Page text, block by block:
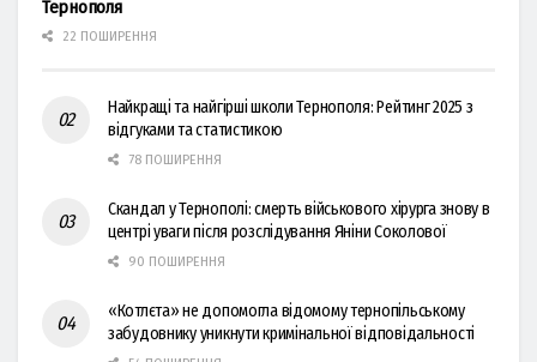
Тернополя
22 ПОШИРЕННЯ
Найкращі та найгірші школи Тернополя: Рейтинг 2025 з
відгуками та статистикою
78 ПОШИРЕННЯ
Скандал у Тернополі: смерть військового хірурга знову в
центрі уваги після розслідування Яніни Соколової
90 ПОШИРЕННЯ
«Котлєта» не допомогла відомому тернопільському
забудовнику уникнути кримінальної відповідальності